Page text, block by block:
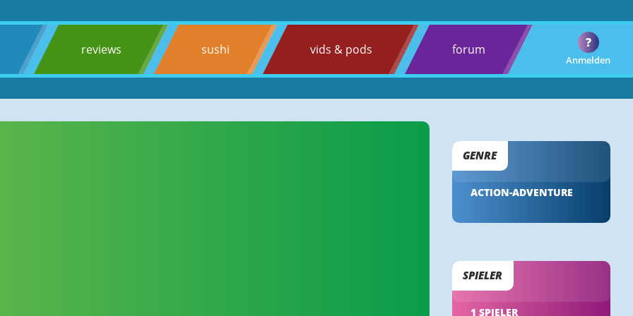
reviews sushi vids & pods forum
Anmelden
?
GENRE
ACTION-ADVENTURE
SPIELER
1 SPIELER